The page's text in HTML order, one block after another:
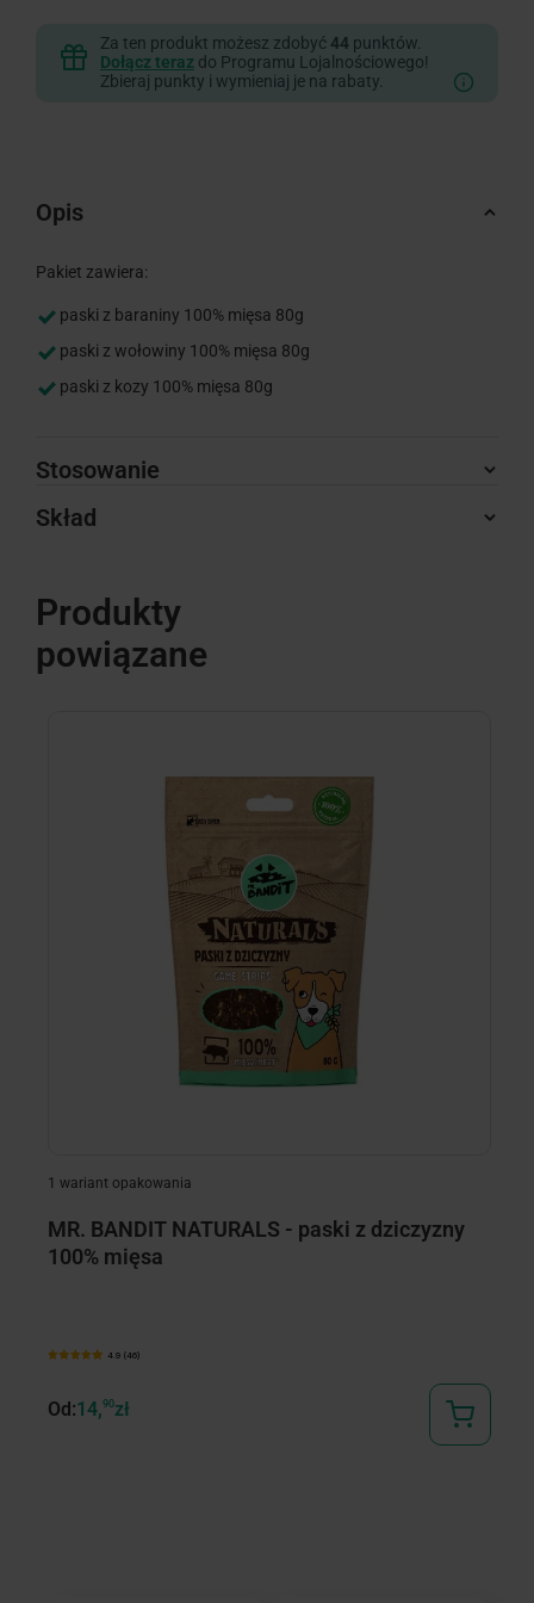
Za ten produkt możesz zdobyć 44 punktów.
Dołącz teraz do Programu Lojalnościowego!
Zbieraj punkty i wymieniaj je na rabaty.
Opis
Pakiet zawiera:
paski z baraniny 100% mięsa 80g
paski z wołowiny 100% mięsa 80g
paski z kozy 100% mięsa 80g
Stosowanie
Skład
Produkty
powiązane
1 wariant opakowania
MR. BANDIT NATURALS - paski z dziczyzny
100% mięsa
4.9 (46)
Od:14,90zł